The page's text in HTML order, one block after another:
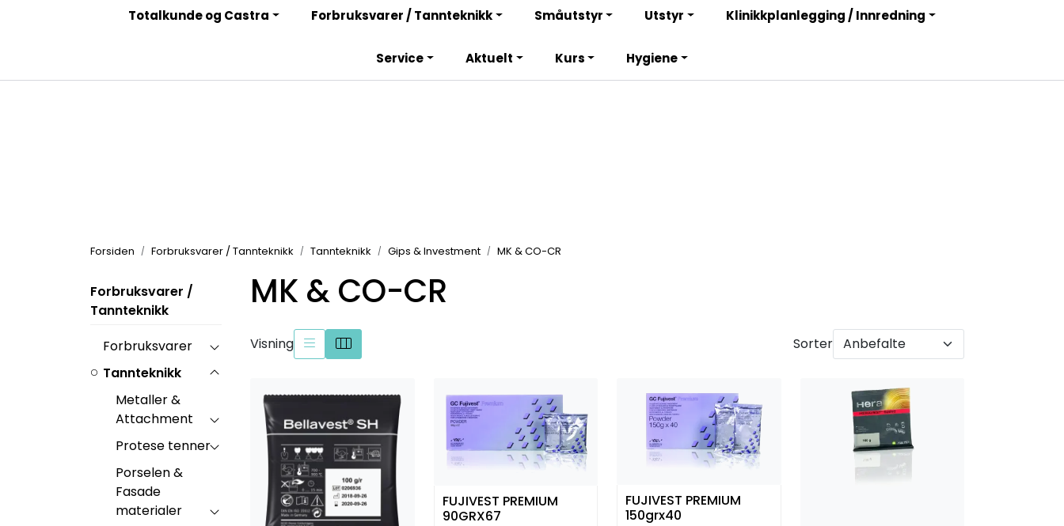
Bli totalkunde og få en rekke fordeler. Les mer!
Totalkunde og Castra Forbruksvarer / Tannteknikk Småutstyr Utstyr Klinikkplanlegging / Innredning
Service Aktuelt Kurs Hygiene
Forsiden Forbruksvarer / Tannteknikk Tannteknikk Gips & Investment MK & CO-CR
Forbruksvarer /
Tannteknikk
Forbruksvarer
Tannteknikk
Metaller &
Attachment
Protese tenner
Porselen &
Fasade
materialer
MK & CO-CR
Visning Sorter
FUJIVEST PREMIUM
90GRX67
FUJIVEST PREMIUM
150grx40